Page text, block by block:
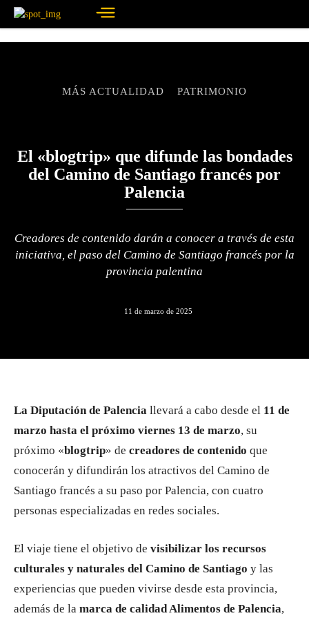
MÁS ACTUALIDAD PATRIMONIO
El «blogtrip» que difunde las bondades
del Camino de Santiago francés por
Palencia
Creadores de contenido darán a conocer a través de esta
iniciativa, el paso del Camino de Santiago francés por la
provincia palentina
11 de marzo de 2025
La Diputación de Palencia llevará a cabo desde el 11 de
marzo hasta el próximo viernes 13 de marzo, su
próximo «blogtrip» de creadores de contenido que
conocerán y difundirán los atractivos del Camino de
Santiago francés a su paso por Palencia, con cuatro
personas especializadas en redes sociales.
El viaje tiene el objetivo de visibilizar los recursos
culturales y naturales del Camino de Santiago y las
experiencias que pueden vivirse desde esta provincia,
además de la marca de calidad Alimentos de Palencia,